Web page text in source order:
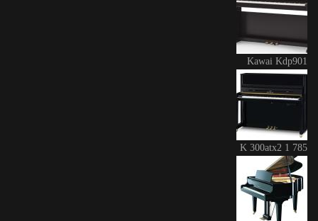
Kawai Kdp901
K 300atx2 1 785